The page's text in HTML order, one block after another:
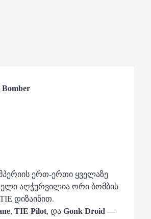
ერთ-ერთი ყველაზე
აღჭურვილია ორი ბომბის
დიზაინით.
, TIE Pilot, და Gonk Droid —